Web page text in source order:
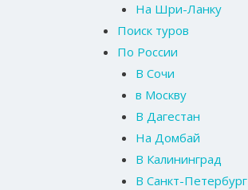
На Шри-Ланку
Поиск туров
По России
В Сочи
в Москву
В Дагестан
На Домбай
В Калининград
В Санкт-Петербург